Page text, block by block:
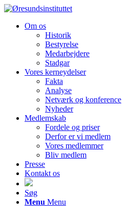
Om os
Historik
Bestyrelse
Medarbejdere
Stadgar
Vores kerneydelser
Fakta
Analyse
Netværk og konference
Nyheder
Medlemskab
Fordele og priser
Derfor er vi medlem
Vores medlemmer
Bliv medlem
Presse
Kontakt os
Søg
Menu Menu